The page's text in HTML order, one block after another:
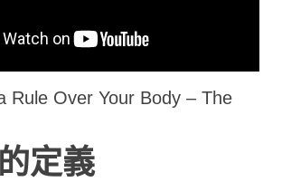
Rule Over Your Body – The
定義